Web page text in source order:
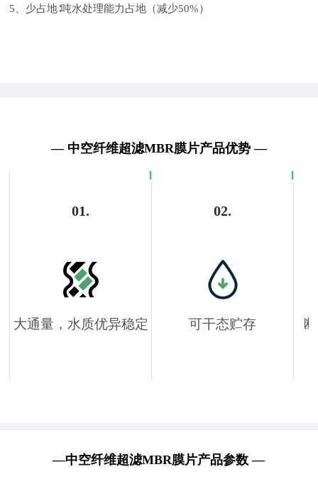
5、少占地∶吨水处理能力占地（减少50%）
— 中空纤维超滤MBR膜片产品优势 —
01.
大通量，水质优异稳定
02.
可干态贮存
—中空纤维超滤MBR膜片产品参数 —